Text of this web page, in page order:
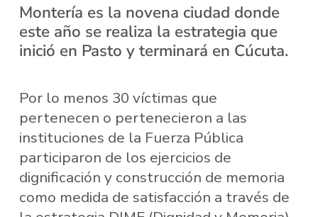
Montería es la novena ciudad donde
este año se realiza la estrategia que
inició en Pasto y terminará en Cúcuta.
Por lo menos 30 víctimas que
pertenecen o pertenecieron a las
instituciones de la Fuerza Pública
participaron de los ejercicios de
dignificación y construcción de memoria
como medida de satisfacción a través de